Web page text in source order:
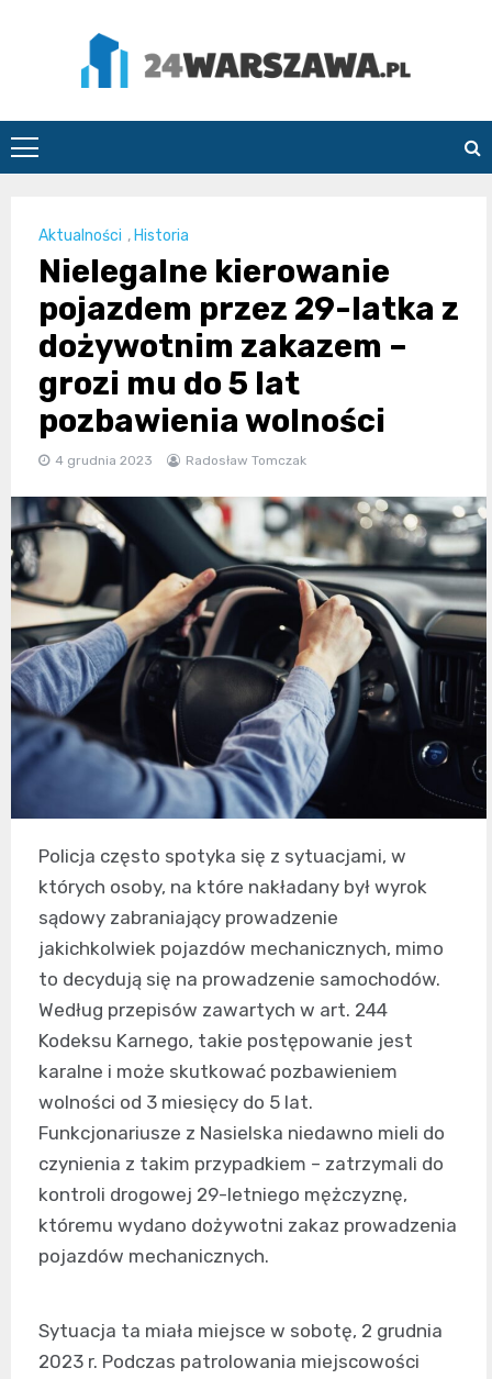
24Warszawa.pl
Aktualności , Historia
Nielegalne kierowanie
pojazdem przez 29-latka z
dożywotnim zakazem –
grozi mu do 5 lat
pozbawienia wolności
4 grudnia 2023 Radosław Tomczak
Policja często spotyka się z sytuacjami, w
których osoby, na które nakładany był wyrok
sądowy zabraniający prowadzenie
jakichkolwiek pojazdów mechanicznych, mimo
to decydują się na prowadzenie samochodów.
Według przepisów zawartych w art. 244
Kodeksu Karnego, takie postępowanie jest
karalne i może skutkować pozbawieniem
wolności od 3 miesięcy do 5 lat.
Funkcjonariusze z Nasielska niedawno mieli do
czynienia z takim przypadkiem – zatrzymali do
kontroli drogowej 29-letniego mężczyznę,
któremu wydano dożywotni zakaz prowadzenia
pojazdów mechanicznych.
Sytuacja ta miała miejsce w sobotę, 2 grudnia
2023 r. Podczas patrolowania miejscowości